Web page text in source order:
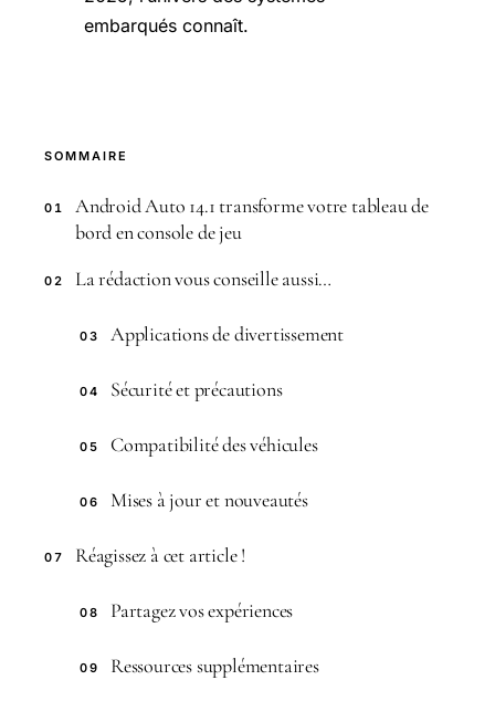
embarqués connaît.
SOMMAIRE
01
Android Auto 14.1 transforme votre tableau de
bord en console de jeu
02 La rédaction vous conseille aussi…
03 Applications de divertissement
04 Sécurité et précautions
05 Compatibilité des véhicules
06 Mises à jour et nouveautés
07 Réagissez à cet article !
08 Partagez vos expériences
09 Ressources supplémentaires